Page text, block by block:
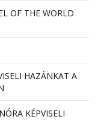
OF THE WORLD
HAZÁNKAT A
KÉPVISELI